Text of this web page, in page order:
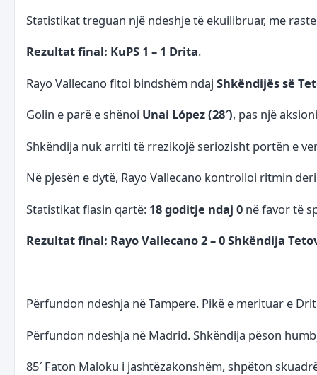
Statistikat treguan një ndeshje të ekuilibruar, me
Rezultat final: KuPS 1 – 1 Drita.
Rayo Vallecano fitoi bindshëm ndaj Shkëndijës së
Golin e parë e shënoi Unai López (28′), pas një
Shkëndija nuk arriti të rrezikojë seriozisht portën e
Në pjesën e dytë, Rayo Vallecano kontrolloi ritmin
Statistikat flasin qartë: 18 goditje ndaj 0 në favor të
Rezultat final: Rayo Vallecano 2 – 0 Shkëndija
Përfundon ndeshja në Tampere. Pikë e merituar e
Përfundon ndeshja në Madrid. Shkëndija pëson
85′ Faton Maloku i jashtëzakonshëm, shpëton